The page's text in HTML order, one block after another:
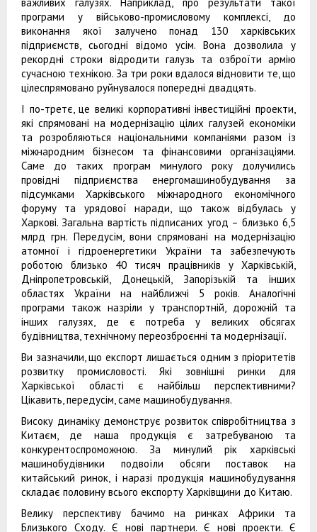
програми у військово-промисловому комплексі, до
виконання якої залучено понад 130 харківських
підприємств, сьогодні відомо усім. Вона дозволила у
рекордні строки відродити галузь та озброїти армію
сучасною технікою. За три роки вдалося відновити те, що
цілеспрямовано руйнувалося попередні двадцять.
І по-третє, це великі корпоративні інвестиційні проекти,
які спрямовані на модернізацію цілих галузей економіки
та розробляються національними компаніями разом із
міжнародним бізнесом та фінансовими організаціями.
Саме до таких програм минулого року долучились
провідні підприємства енергомашинобудування за
підсумками Харківського міжнародного економічного
форуму та урядової наради, що також відбулась у
Харкові. Загальна вартість підписаних угод – близько 6,5
млрд грн. Передусім, вони спрямовані на модернізацію
атомної і гідроенергетики України та забезпечують
роботою близько 40 тисяч працівників у Харківській,
Дніпропетровській, Донецькій, Запорізькій та інших
областях України на найближчі 5 років. Аналогічні
програми також назріли у транспортній, дорожній та
інших галузях, де є потреба у великих обсягах
будівництва, технічному переозброєнні та модернізації.
Ви зазначили, що експорт лишається одним з пріоритетів
розвитку промисловості. Які зовнішні ринки для
Харківської області є найбільш перспективними?
Цікавить, передусім, саме машинобудування.
Високу динаміку демонструє розвиток співробітництва з
Китаєм, де наша продукція є затребуваною та
конкурентоспроможною. За минулий рік харківські
машинобудівники подвоїли обсяги поставок на
китайський ринок, і наразі продукція машинобудування
складає половину всього експорту Харківщини до Китаю.
Велику перспективу бачимо на ринках Африки та
Близького Сходу. Є нові партнери. Є нові проекти. Є